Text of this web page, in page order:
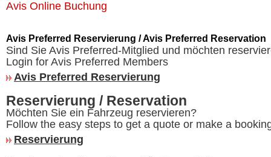
Avis Online Buchung
Avis Preferred Reservierung / Avis Preferred Reservation
Sind Sie Avis Preferred-Mitglied und möchten
Login for Avis Preferred Members
Avis Preferred Reservierung
Reservierung / Reservation
Möchten Sie ein Fahrzeug reservieren?
Follow the easy steps to get a quote or make a
Reservierung